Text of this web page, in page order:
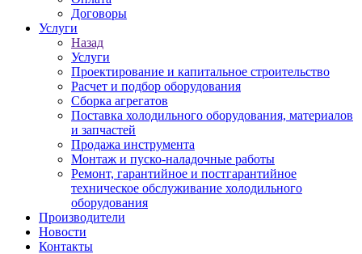
Договоры
Услуги
Назад
Услуги
Проектирование и капитальное строительство
Расчет и подбор оборудования
Сборка агрегатов
Поставка холодильного оборудования, материалов
и запчастей
Продажа инструмента
Монтаж и пуско-наладочные работы
Ремонт, гарантийное и постгарантийное
техническое обслуживание холодильного
оборудования
Производители
Новости
Контакты